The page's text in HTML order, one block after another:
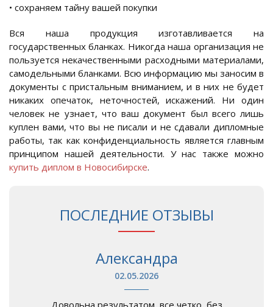
• сохраняем тайну вашей покупки
Вся наша продукция изготавливается на
государственных бланках. Никогда наша организация не
пользуется некачественными расходными материалами,
самодельными бланками. Всю информацию мы заносим в
документы с пристальным вниманием, и в них не будет
никаких опечаток, неточностей, искажений. Ни один
человек не узнает, что ваш документ был всего лишь
куплен вами, что вы не писали и не сдавали дипломные
работы, так как конфиденциальность является главным
принципом нашей деятельности. У нас также можно
купить диплом в Новосибирске.
ПОСЛЕДНИЕ ОТЗЫВЫ
Александра
02.05.2026
Довольна результатом, все четко, без